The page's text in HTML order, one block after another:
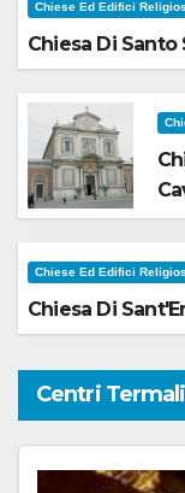
Chiese Ed Edifici
Chiesa Di Santo
Chiese Ed Edifici
Chiesa Di
Centri